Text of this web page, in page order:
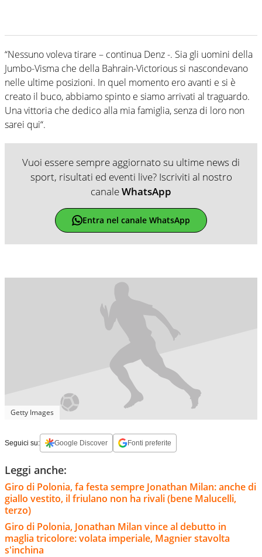
“Nessuno voleva tirare – continua Denz -. Sia gli uomini della
Jumbo-Visma che della Bahrain-Victorious si nascondevano
nelle ultime posizioni. In quel momento ero avanti e si è
creato il buco, abbiamo spinto e siamo arrivati al traguardo.
Una vittoria che dedico alla mia famiglia, senza di loro non
sarei qui“.
Vuoi essere sempre aggiornato su ultime news di
sport, risultati ed eventi live? Iscriviti al nostro
canaleWhatsApp
Entra nel canale WhatsApp
Getty Images
Seguici su: Google Discover Fonti preferite
Leggi anche:
Giro di Polonia, fa festa sempre Jonathan Milan: anche di
giallo vestito, il friulano non ha rivali (bene Malucelli,
terzo)
Giro di Polonia, Jonathan Milan vince al debutto in
maglia tricolore: volata imperiale, Magnier stavolta
s'inchina